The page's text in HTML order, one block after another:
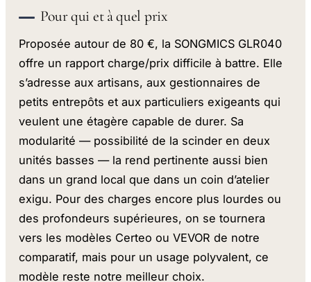
Pour qui et à quel prix
Proposée autour de 80 €, la SONGMICS GLR040
offre un rapport charge/prix difficile à battre. Elle
s’adresse aux artisans, aux gestionnaires de
petits entrepôts et aux particuliers exigeants qui
veulent une étagère capable de durer. Sa
modularité — possibilité de la scinder en deux
unités basses — la rend pertinente aussi bien
dans un grand local que dans un coin d’atelier
exigu. Pour des charges encore plus lourdes ou
des profondeurs supérieures, on se tournera
vers les modèles Certeo ou VEVOR de notre
comparatif, mais pour un usage polyvalent, ce
modèle reste notre meilleur choix.